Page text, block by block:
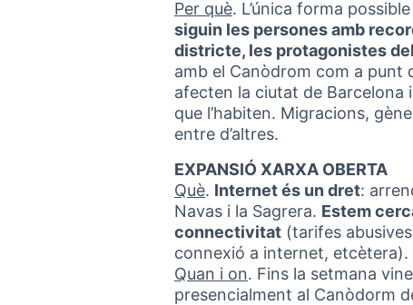
Per què. L’única forma
siguin les persones amb
districte, les protagonistes
amb el Canòdrom com a punt
afecten la ciutat de Barcelona i
que l’habiten. Migracions,
entre d’altres.
EXPANSIÓ XARXA OBERTA
Què. Internet és un dret:
Navas i la Sagrera. Estem
connectivitat (tarifes
connexió a internet, etcètera).
Quan i on. Fins la setmana
presencialment al Canòdorm